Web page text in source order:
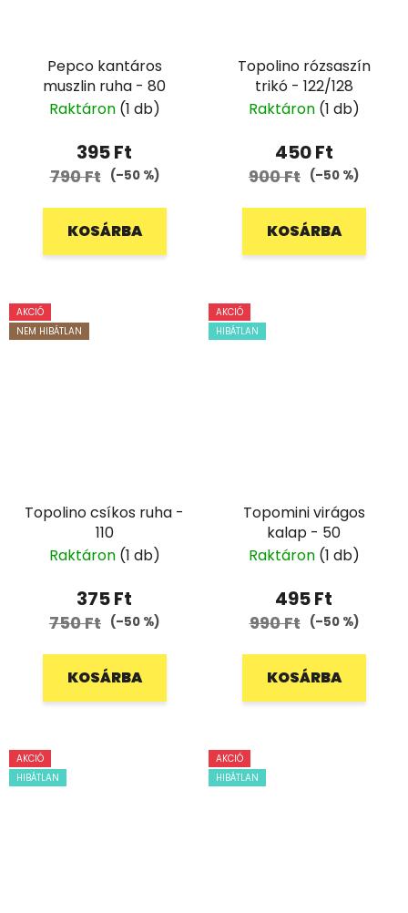
Pepco kantáros
muszlin ruha - 80
Raktáron (1 db)
395 Ft
790 Ft (–50 %)
KOSÁRBA
Topolino rózsaszín
trikó - 122/128
Raktáron (1 db)
450 Ft
900 Ft (–50 %)
KOSÁRBA
AKCIÓ
NEM HIBÁTLAN
Topolino csíkos ruha -
110
Raktáron (1 db)
375 Ft
750 Ft (–50 %)
KOSÁRBA
AKCIÓ
HIBÁTLAN
Topomini virágos
kalap - 50
Raktáron (1 db)
495 Ft
990 Ft (–50 %)
KOSÁRBA
AKCIÓ
HIBÁTLAN
AKCIÓ
HIBÁTLAN